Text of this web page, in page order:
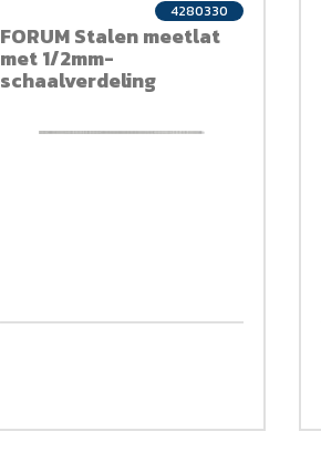
FORUM Stalen meetlat
met 1/2mm-
schaalverdeling
4280330